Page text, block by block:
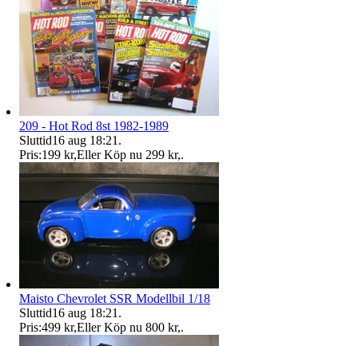
209 - Hot Rod 8st 1982-1989
Sluttid16 aug 18:21 .
Pris:199 kr,Eller Köp nu 299 kr,.
Maisto Chevrolet SSR Modellbil 1/18
Sluttid16 aug 18:21 .
Pris:499 kr,Eller Köp nu 800 kr,.